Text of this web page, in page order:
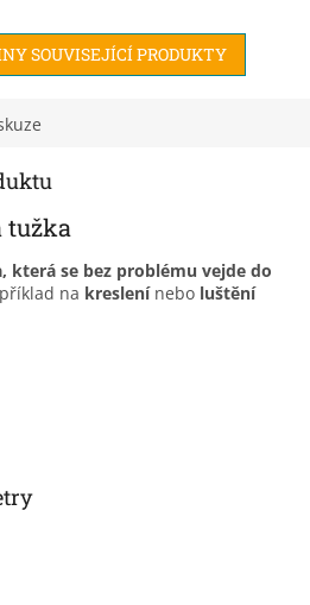
SOUVISEJÍCÍ PRODUKTY
tužka
která se bez problému vejde do
na kreslení nebo luštění